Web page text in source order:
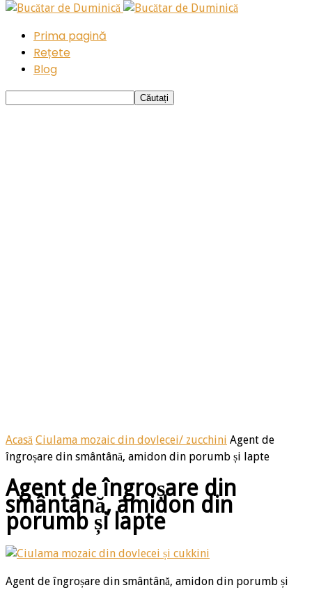
Prima pagină
Rețete
Blog
Acasă Ciulama mozaic din dovlecei/ zucchini Agent de
îngroșare din smântână, amidon din porumb și lapte
Agent de îngroșare din
smântână, amidon din
porumb și lapte
Agent de îngroșare din smântână, amidon din porumb și